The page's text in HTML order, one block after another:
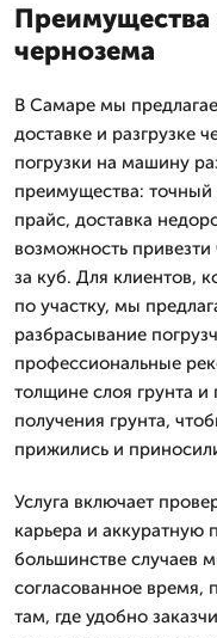
Преимущества
чернозема
В Самаре мы
доставке и разгрузке
погрузки на машину
преимущества:
прайс, доставка
возможность
за куб. Для клиентов,
по участку, мы
разбрасывание
профессиональные
толщине слоя грунта и
получения грунта,
прижились и
Услуга включает
карьера и аккуратную
большинстве случаев
согласованное время,
там, где удобно